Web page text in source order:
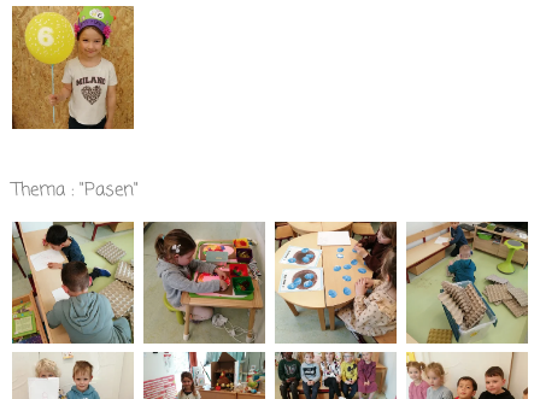
Thema : "Pasen"